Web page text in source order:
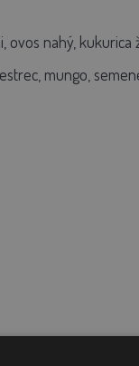
ovos nahý,
mungo,